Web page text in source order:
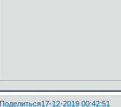
Поделиться17-12-2019 00:42:51